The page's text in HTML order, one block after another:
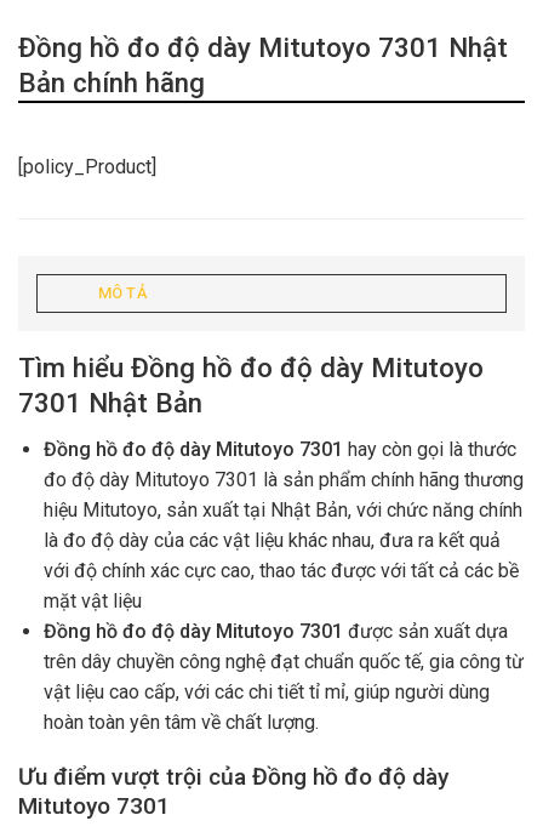
Đồng hồ đo độ dày Mitutoyo 7301 Nhật
Bản chính hãng
[policy_Product]
MÔ TẢ
Tìm hiểu Đồng hồ đo độ dày Mitutoyo
7301 Nhật Bản
Đồng hồ đo độ dày Mitutoyo 7301 hay còn gọi là thước
đo độ dày Mitutoyo 7301 là sản phẩm chính hãng thương
hiệu Mitutoyo, sản xuất tại Nhật Bản, với chức năng chính
là đo độ dày của các vật liệu khác nhau, đưa ra kết quả
với độ chính xác cực cao, thao tác được với tất cả các bề
mặt vật liệu
Đồng hồ đo độ dày Mitutoyo 7301 được sản xuất dựa
trên dây chuyền công nghệ đạt chuẩn quốc tế, gia công từ
vật liệu cao cấp, với các chi tiết tỉ mỉ, giúp người dùng
hoàn toàn yên tâm về chất lượng.
Ưu điểm vượt trội của Đồng hồ đo độ dày
Mitutoyo 7301